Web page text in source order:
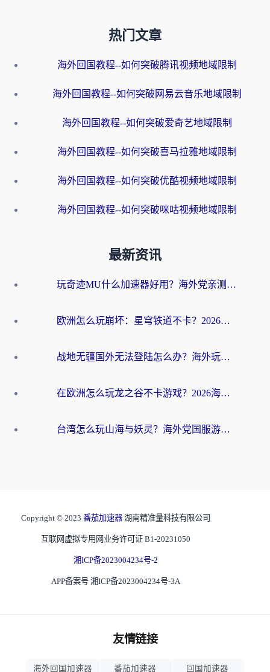
热门文章
海外回国教程--如何突破腾讯视频地域限制
海外回国教程--如何突破网易云音乐地域限制
海外回国教程--如何突破爱奇艺地域限制
海外回国教程--如何突破喜马拉雅地域限制
海外回国教程--如何突破优酷视频地域限制
海外回国教程--如何突破咪咕视频地域限制
最新资讯
玩奇迹MU什么加速器好用？海外党亲测：这款加速器让你告别延迟卡顿！
欧洲怎么玩崩坏：星穹铁道不卡？2026海外玩家国服游戏加速器终极攻略
战地无疆国外无法登陆怎么办？海外玩家国服畅玩终极指南（附欧服魔兽EVE加速方案）
在欧洲怎么玩龙之谷不卡游戏？2026海外党国服游戏加速全攻略
台湾怎么玩山海与妖灵？海外党国服游戏加速全攻略，告别延迟卡顿
Copyright © 2023 番茄加速器 湖南精准量科技有限公司
互联网虚拟专用网业务许可证 B1-20231050
湘ICP备2023004234号-2
APP备案号 湘ICP备2023004234号-3A
友情链接
海外回国加速器 番茄加速器 回国加速器